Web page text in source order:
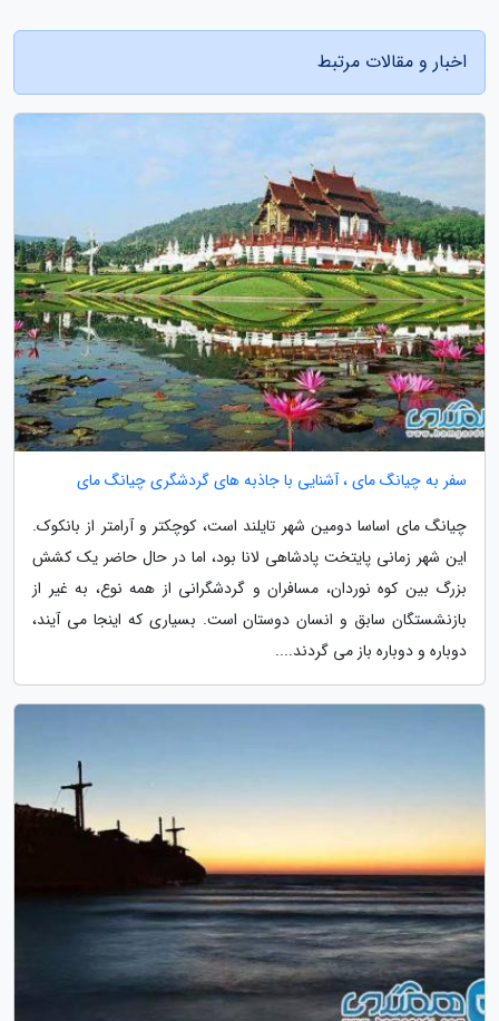
اخبار و مقالات مرتبط
سفر به چیانگ مای ، آشنایی با جاذبه های گردشگری چیانگ مای
چیانگ مای اساسا دومین شهر تایلند است، کوچکتر و آرامتر از بانکوک.
این شهر زمانی پایتخت پادشاهی لانا بود، اما در حال حاضر یک کشش
بزرگ بین کوه نوردان، مسافران و گردشگرانی از همه نوع، به غیر از
بازنشستگان سابق و انسان دوستان است. بسیاری که اینجا می آیند،
دوباره و دوباره باز می گردند....